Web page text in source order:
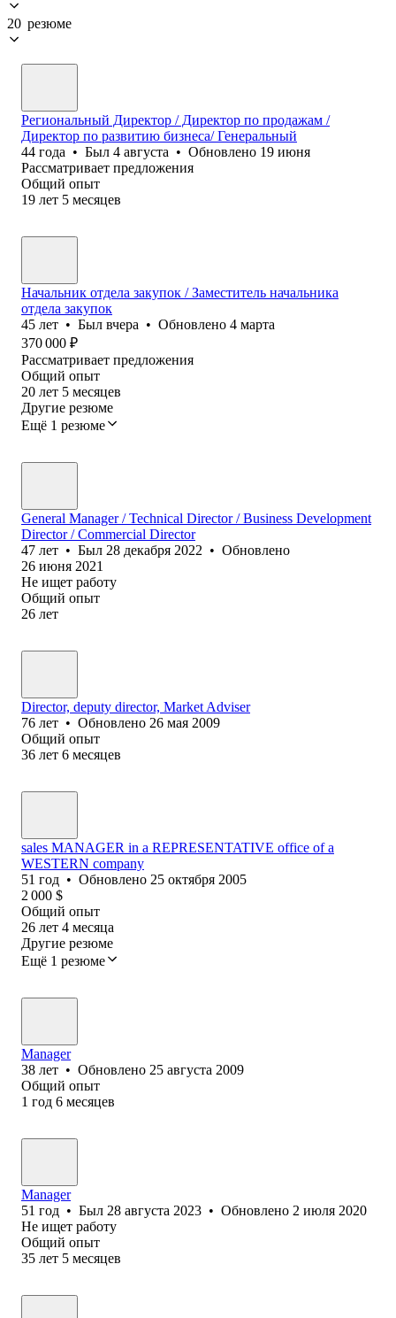
20 резюме
Региональный Директор / Директор по продажам /
Директор по развитию бизнеса/ Генеральный
44 года • Был 4 августа • Обновлено 19 июня
Рассматривает предложения
Общий опыт
19 лет 5 месяцев
Начальник отдела закупок / Заместитель начальника
отдела закупок
45 лет • Был вчера • Обновлено 4 марта
370 000 ₽
Рассматривает предложения
Общий опыт
20 лет 5 месяцев
Другие резюме
Ещё 1 резюме
General Manager / Technical Director / Business Development
Director / Commercial Director
47 лет • Был 28 декабря 2022 • Обновлено
26 июня 2021
Не ищет работу
Общий опыт
26 лет
Director, deputy director, Market Adviser
76 лет • Обновлено 26 мая 2009
Общий опыт
36 лет 6 месяцев
sales MANAGER in a REPRESENTATIVE office of a
WESTERN company
51 год • Обновлено 25 октября 2005
2 000 $
Общий опыт
26 лет 4 месяца
Другие резюме
Ещё 1 резюме
Manager
38 лет • Обновлено 25 августа 2009
Общий опыт
1 год 6 месяцев
Manager
51 год • Был 28 августа 2023 • Обновлено 2 июля 2020
Не ищет работу
Общий опыт
35 лет 5 месяцев